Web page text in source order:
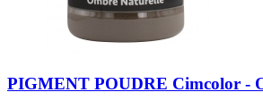
PIGMENT POUDRE Cimcolor -